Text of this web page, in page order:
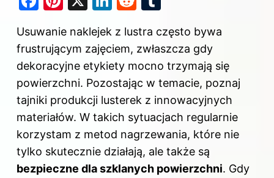
c
e
b
o
o
k
er
e
st
k
e
dI
n
d
di
t
m
bl
r
Usuwanie naklejek z lustra często bywa
frustrującym zajęciem, zwłaszcza gdy
dekoracyjne etykiety mocno trzymają się
powierzchni. Pozostając w temacie, poznaj
tajniki produkcji lusterek z innowacyjnych
materiałów. W takich sytuacjach regularnie
korzystam z metod nagrzewania, które nie
tylko skutecznie działają, ale także są
bezpieczne dla szklanych powierzchni. Gdy